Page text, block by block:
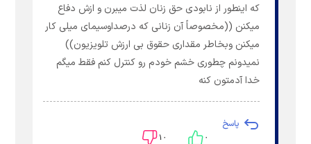
که اینطور از نابودی حق زنان لذت میبرن و ازش دفاع
میکنن ((مخصوصاً آن زنانی که درصداوسیمای میلی کار
میکنن وبخاطر مقداری حقوق بی ارزش تلویزیون))
نمیدونم چطوری خشم خودم رو کنترل کنم فقط میگم
خدا آدمتون کنه
پاسخ
۰ ۱۰